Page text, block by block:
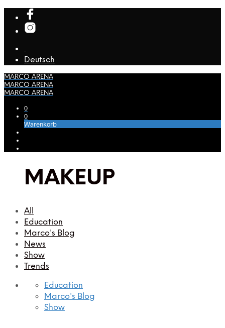
Deutsch
MARCO ARENA
MARCO ARENA
MARCO ARENA
0
0
Warenkorb
MAKEUP
All
Education
Marco's Blog
News
Show
Trends
Education
Marco's Blog
Show